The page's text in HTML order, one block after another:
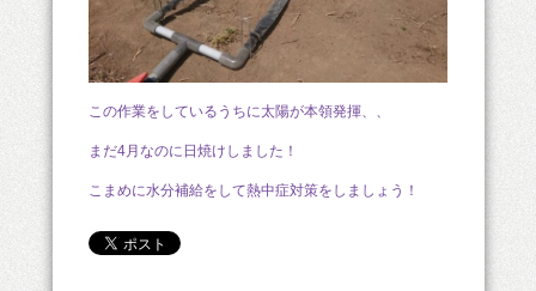
この作業をしているうちに太陽が本領発揮、、
まだ4月なのに日焼けしました！
こまめに水分補給をして熱中症対策をしましょう！